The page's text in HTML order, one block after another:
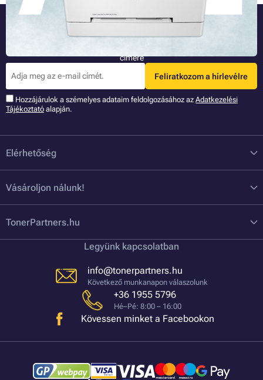
címére
Feliratkozom a hírlevélre
Hozzájárulok a szémelyes adataim feldolgozásához az Adatkezelési
Tájékoztató alapján.
Elérhetőség
Vásároljon nálunk!
TonerPartners.hu
Legyünk kapcsolatban
info@tonerpartners.hu
Következő munkanapon válaszolunk
+36 1955 5796
Hé–Pé: 8:00 – 16:00
Kövessen minket a Facebookon